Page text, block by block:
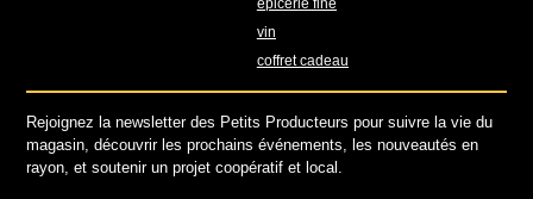
épicerie fine
vin
coffret cadeau
Rejoignez la newsletter des Petits Producteurs pour suivre la vie du
magasin, découvrir les prochains événements, les nouveautés en
rayon, et soutenir un projet coopératif et local.